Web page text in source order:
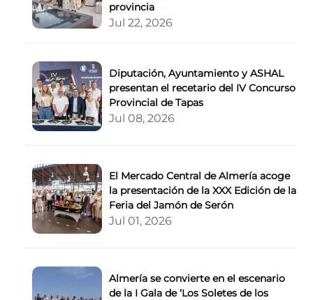
provincia
Jul 22, 2026
Diputación, Ayuntamiento y ASHAL
presentan el recetario del IV Concurso
Provincial de Tapas
Jul 08, 2026
El Mercado Central de Almería acoge
la presentación de la XXX Edición de la
Feria del Jamón de Serón
Jul 01, 2026
Almería se convierte en el escenario
de la I Gala de ‘Los Soletes de los